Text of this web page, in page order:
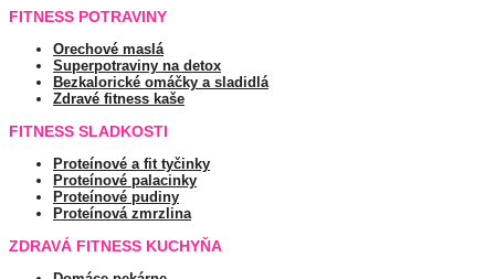
FITNESS POTRAVINY
Orechové maslá
Superpotraviny na detox
Bezkalorické omáčky a sladidlá
Zdravé fitness kaše
FITNESS SLADKOSTI
Proteínové a fit tyčinky
Proteínové palacinky
Proteínové pudiny
Proteínová zmrzlina
ZDRAVÁ FITNESS KUCHYŇA